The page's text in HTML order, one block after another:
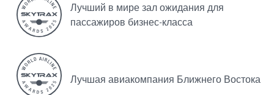
Лучший в мире зал ожидания для
пассажиров бизнес-класса
Лучшая авиакомпания Ближнего Востока